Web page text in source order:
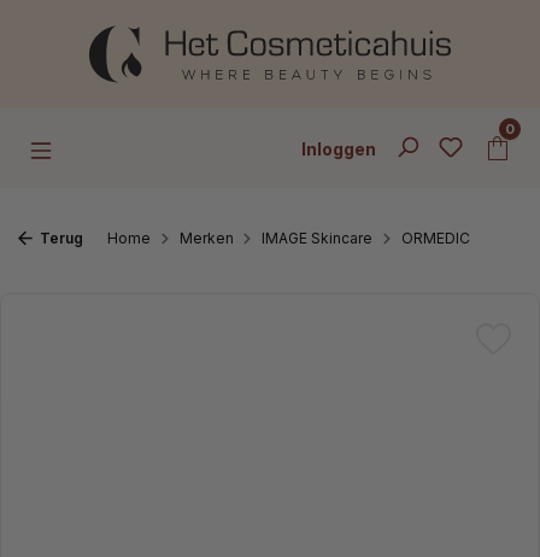
Ga naar de hoofdinhoud
Inloggen
0
Terug Home Merken IMAGE Skincare ORMEDIC